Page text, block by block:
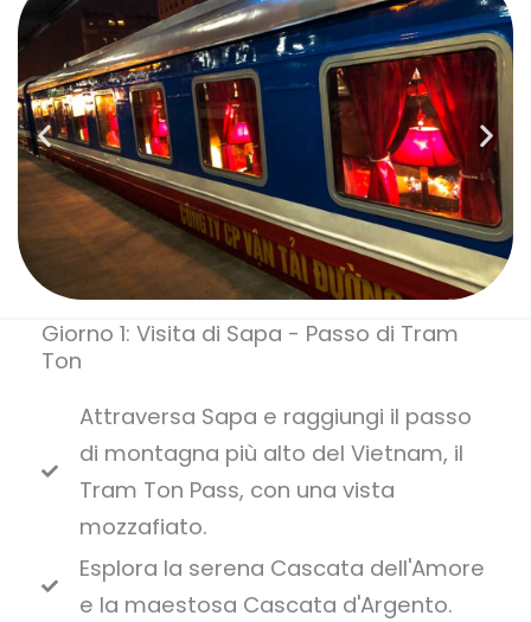
Giorno 1: Visita di Sapa - Passo di Tram
Ton
Attraversa Sapa e raggiungi il passo
di montagna più alto del Vietnam, il
Tram Ton Pass, con una vista
mozzafiato.
Esplora la serena Cascata dell'Amore
e la maestosa Cascata d'Argento.